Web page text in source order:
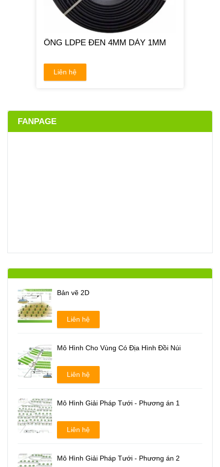
ỐNG LDPE ĐEN 4MM DÀY 1MM
Liên hệ
FANPAGE
Bản vẽ 2D
Liên hệ
Mô Hình Cho Vùng Có Địa Hình Đồi Núi
Liên hệ
Mô Hình Giải Pháp Tưới - Phương án 1
Liên hệ
Mô Hình Giải Pháp Tưới - Phương án 2